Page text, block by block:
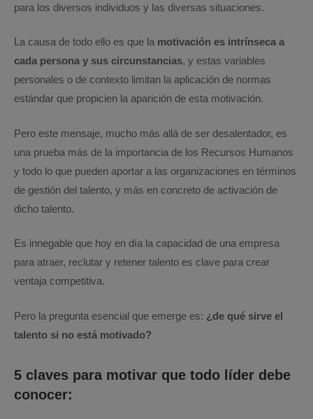
para los diversos individuos y las diversas situaciones.
La causa de todo ello es que la motivación es intrínseca a
cada persona y sus circunstancias, y estas variables
personales o de contexto limitan la aplicación de normas
estándar que propicien la aparición de esta motivación.
Pero este mensaje, mucho más allá de ser desalentador, es
una prueba más de la importancia de los Recursos Humanos
y todo lo que pueden aportar a las organizaciones en términos
de gestión del talento, y más en concreto de activación de
dicho talento.
Es innegable que hoy en día la capacidad de una empresa
para atraer, reclutar y retener talento es clave para crear
ventaja competitiva.
Pero la pregunta esencial que emerge es: ¿de qué sirve el
talento si no está motivado?
5 claves para motivar que todo líder debe
conocer: